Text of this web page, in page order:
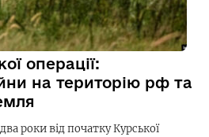
операції:
на територію рф та
роки від початку Курської